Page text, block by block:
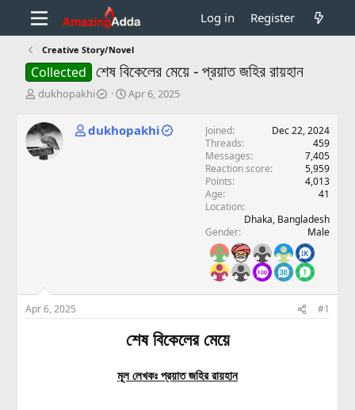
Log in Register
Creative Story/Novel
Collected শেষ বিকেলের মেয়ে - প্রয়াত জহির রায়হান
T
r
e
a
d
dukhopakhi
S
r
Apr 6, 2025
dukhopakhi Joined
Dec 22, 2024
Threads
459
Messages
7,405
Reaction score
5,959
Points
4,013
Age
41
Location
Dhaka, Bangladesh
Gender
Male
Apr 6, 2025 #1
শেষ বিকেলের মেয়ে
মূল লেখকঃ প্রয়াত জহির রায়হান